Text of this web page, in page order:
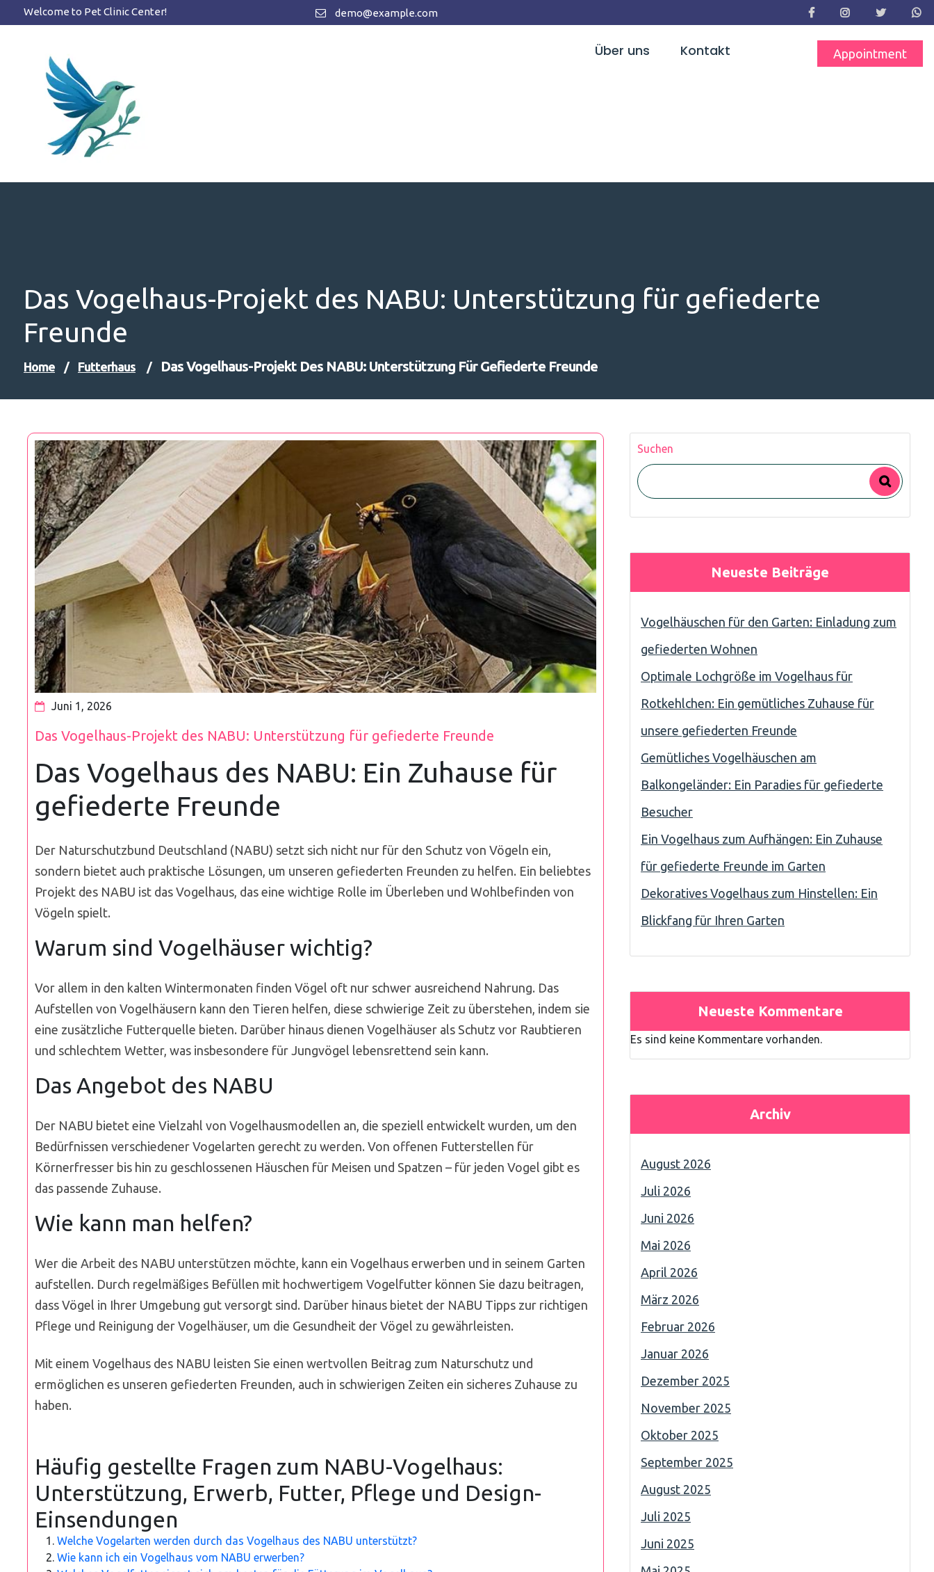
Inhalt
Welcome to Pet Clinic Center! demo@example.com
Über uns Kontakt Appointment
Das Vogelhaus-Projekt des NABU: Unterstützung für gefiederte
Freunde
Home / Futterhaus / Das Vogelhaus-Projekt Des NABU: Unterstützung Für Gefiederte Freunde
Juni 1, 2026
Das Vogelhaus-Projekt des NABU: Unterstützung für gefiederte Freunde
Das Vogelhaus des NABU: Ein Zuhause für
gefiederte Freunde
Der Naturschutzbund Deutschland (NABU) setzt sich nicht nur für den Schutz von Vögeln ein,
sondern bietet auch praktische Lösungen, um unseren gefiederten Freunden zu helfen. Ein beliebtes
Projekt des NABU ist das Vogelhaus, das eine wichtige Rolle im Überleben und Wohlbefinden von
Vögeln spielt.
Warum sind Vogelhäuser wichtig?
Vor allem in den kalten Wintermonaten finden Vögel oft nur schwer ausreichend Nahrung. Das
Aufstellen von Vogelhäusern kann den Tieren helfen, diese schwierige Zeit zu überstehen, indem sie
eine zusätzliche Futterquelle bieten. Darüber hinaus dienen Vogelhäuser als Schutz vor Raubtieren
und schlechtem Wetter, was insbesondere für Jungvögel lebensrettend sein kann.
Das Angebot des NABU
Der NABU bietet eine Vielzahl von Vogelhausmodellen an, die speziell entwickelt wurden, um den
Bedürfnissen verschiedener Vogelarten gerecht zu werden. Von offenen Futterstellen für
Körnerfresser bis hin zu geschlossenen Häuschen für Meisen und Spatzen – für jeden Vogel gibt es
das passende Zuhause.
Wie kann man helfen?
Wer die Arbeit des NABU unterstützen möchte, kann ein Vogelhaus erwerben und in seinem Garten
aufstellen. Durch regelmäßiges Befüllen mit hochwertigem Vogelfutter können Sie dazu beitragen,
dass Vögel in Ihrer Umgebung gut versorgt sind. Darüber hinaus bietet der NABU Tipps zur richtigen
Pflege und Reinigung der Vogelhäuser, um die Gesundheit der Vögel zu gewährleisten.
Mit einem Vogelhaus des NABU leisten Sie einen wertvollen Beitrag zum Naturschutz und
ermöglichen es unseren gefiederten Freunden, auch in schwierigen Zeiten ein sicheres Zuhause zu
haben.
Häufig gestellte Fragen zum NABU-Vogelhaus:
Unterstützung, Erwerb, Futter, Pflege und Design-
Einsendungen
Welche Vogelarten werden durch das Vogelhaus des NABU unterstützt?
Wie kann ich ein Vogelhaus vom NABU erwerben?
Suchen
Suchen
Neueste Beiträge
Vogelhäuschen für den Garten: Einladung zum
gefiederten Wohnen
Optimale Lochgröße im Vogelhaus für
Rotkehlchen: Ein gemütliches Zuhause für
unsere gefiederten Freunde
Gemütliches Vogelhäuschen am
Balkongeländer: Ein Paradies für gefiederte
Besucher
Ein Vogelhaus zum Aufhängen: Ein Zuhause
für gefiederte Freunde im Garten
Dekoratives Vogelhaus zum Hinstellen: Ein
Blickfang für Ihren Garten
Neueste Kommentare
Es sind keine Kommentare vorhanden.
Archiv
August 2026
Juli 2026
Juni 2026
Mai 2026
April 2026
März 2026
Februar 2026
Januar 2026
Dezember 2025
November 2025
Oktober 2025
September 2025
August 2025
Juli 2025
Juni 2025